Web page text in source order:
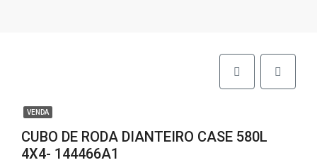
VENDA
CUBO DE RODA DIANTEIRO CASE 580L
4X4- 144466A1